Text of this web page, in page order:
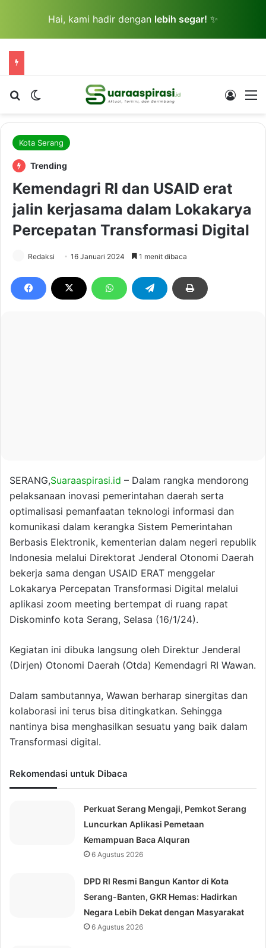
Hai, kami hadir dengan lebih segar! ✨
Cari berita...Switch skin Log In
Kota Serang
Trending
Kemendagri RI dan USAID erat
jalin kerjasama dalam Lokakarya
Percepatan Transformasi Digital
Redaksi 16 Januari 2024 1 menit dibaca
SERANG,Suaraaspirasi.id – Dalam rangka mendorong
pelaksanaan inovasi pemerintahan daerah serta
optimalisasi pemanfaatan teknologi informasi dan
komunikasi dalam kerangka Sistem Pemerintahan
Berbasis Elektronik, kementerian dalam negeri republik
Indonesia melalui Direktorat Jenderal Otonomi Daerah
bekerja sama dengan USAID ERAT menggelar
Lokakarya Percepatan Transformasi Digital melalui
aplikasi zoom meeting bertempat di ruang rapat
Diskominfo kota Serang, Selasa (16/1/24).
Kegiatan ini dibuka langsung oleh Direktur Jenderal
(Dirjen) Otonomi Daerah (Otda) Kemendagri RI Wawan.
Dalam sambutannya, Wawan berharap sinergitas dan
kolaborasi ini terus bisa ditingkatkan. Sehingga
nantinya bisa menghasilkan sesuatu yang baik dalam
Transformasi digital.
Rekomendasi untuk Dibaca
Perkuat Serang Mengaji, Pemkot Serang
Luncurkan Aplikasi Pemetaan
Kemampuan Baca Alquran
6 Agustus 2026
DPD RI Resmi Bangun Kantor di Kota
Serang-Banten, GKR Hemas: Hadirkan
Negara Lebih Dekat dengan Masyarakat
6 Agustus 2026